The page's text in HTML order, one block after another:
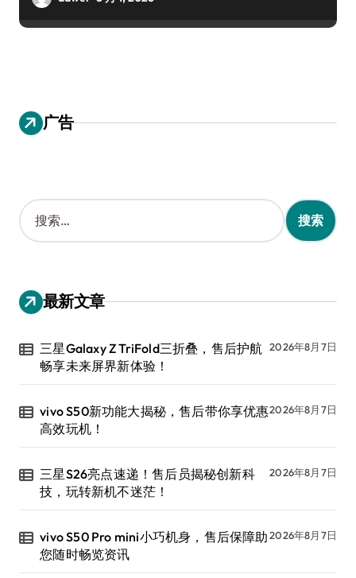
广告
搜
索
：
最新文章
三星Galaxy Z TriFold三折叠，售后护航
畅享未来屏界新体验！
2026年8月7日
vivo S50新功能大揭秘，售后带你享优惠
高效玩机！
2026年8月7日
三星S26亮点速递！售后员揭秘创新科
技，玩转新机不迷茫！
2026年8月7日
vivo S50 Pro mini小巧机身，售后保障助
您随时畅览资讯
2026年8月7日